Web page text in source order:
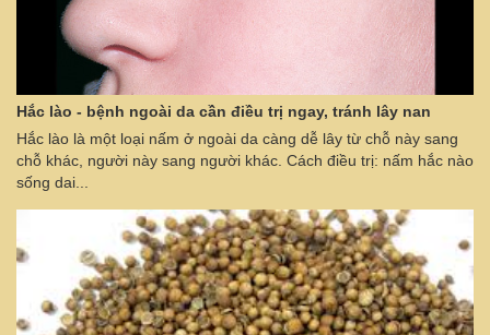
Hắc lào - bệnh ngoài da cần điều trị ngay, tránh lây nan
Hắc lào là một loại nấm ở ngoài da càng dễ lây từ chỗ này sang
chỗ khác, người này sang người khác. Cách điều trị: nấm hắc nào
sống dai...